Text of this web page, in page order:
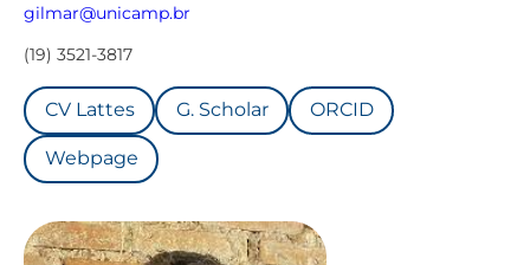
gilmar@unicamp.br
(19) 3521-3817
CV Lattes G. Scholar ORCID
Webpage